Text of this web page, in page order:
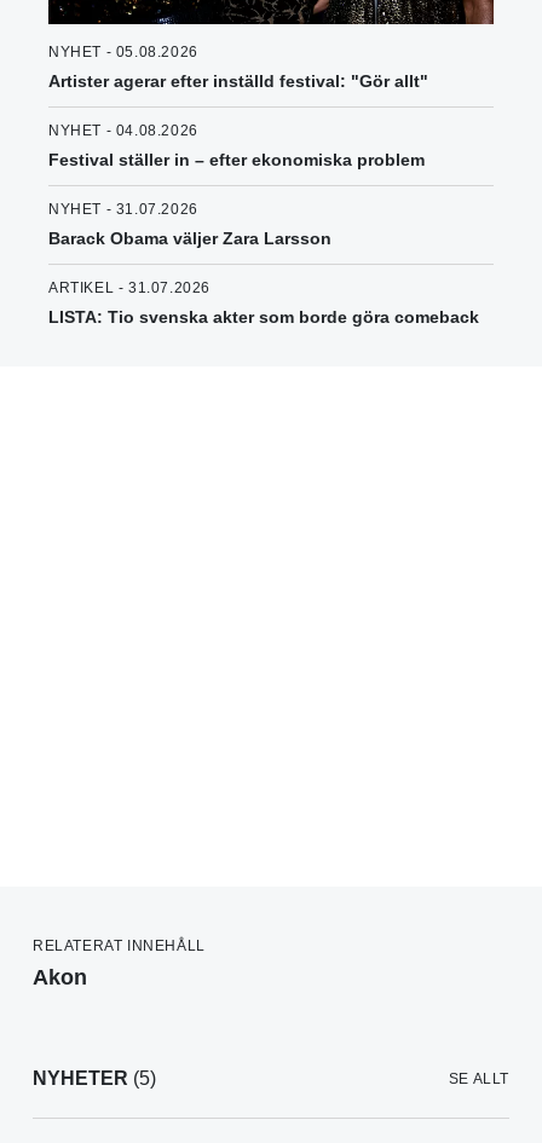
NYHET - 05.08.2026
Artister agerar efter inställd festival: "Gör allt"
NYHET - 04.08.2026
Festival ställer in – efter ekonomiska problem
NYHET - 31.07.2026
Barack Obama väljer Zara Larsson
ARTIKEL - 31.07.2026
LISTA: Tio svenska akter som borde göra comeback
RELATERAT INNEHÅLL
Akon
NYHETER (5) SE ALLT